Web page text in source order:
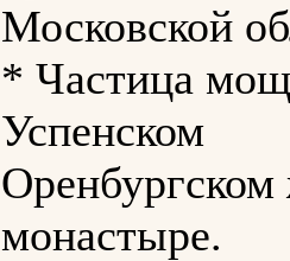
Московской
* Частица
Успенском
монастыре.